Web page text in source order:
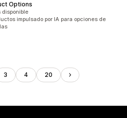
Options
disponible
impulsado por IA para opciones de
3 4 20